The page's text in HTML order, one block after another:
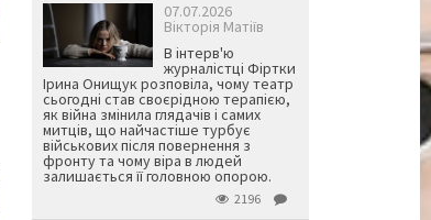
07.07.2026
Вікторія Матіїв
В інтерв'ю
журналістці Фіртки
Ірина Онищук розповіла, чому театр
сьогодні став своєрідною терапією,
як війна змінила глядачів і самих
митців, що найчастіше турбує
військових після повернення з
фронту та чому віра в людей
залишається її головною опорою.
2196